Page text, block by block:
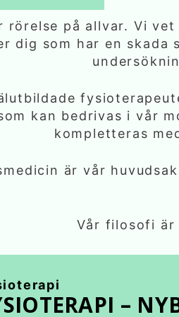
rörelse på allvar. Vi
dig som har en skada
kan bedrivas i vår
kompletteras
är vår
Vår filosofi är
–